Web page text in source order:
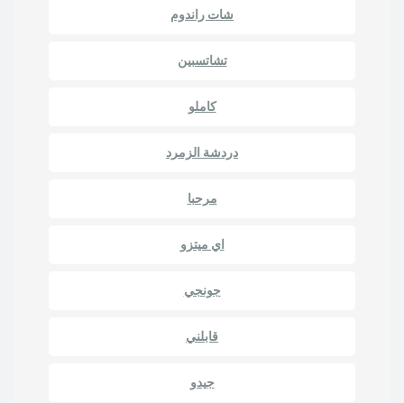
شات راندوم
تشاتسبين
كاملو
دردشة الزمرد
مرحبا
اي ميتزو
جونجي
قابلني
جيدو